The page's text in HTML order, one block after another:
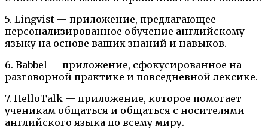
5. Lingvist — приложение, предлагающее
персонализированное обучение английскому
языку на основе ваших знаний и навыков.
6. Babbel — приложение, сфокусированное на
разговорной практике и повседневной лексике.
7. HelloTalk — приложение, которое помогает
ученикам общаться и общаться с носителями
английского языка по всему миру.